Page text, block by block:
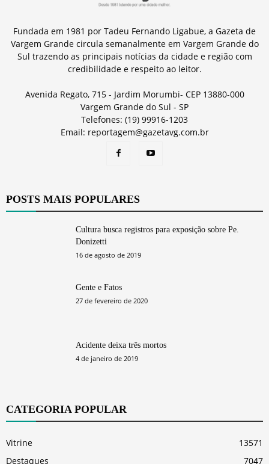
Fundada em 1981 por Tadeu Fernando Ligabue, a Gazeta de
Vargem Grande circula semanalmente em Vargem Grande do
Sul trazendo as principais notícias da cidade e região com
credibilidade e respeito ao leitor.
Avenida Regato, 715 - Jardim Morumbi- CEP 13880-000
Vargem Grande do Sul - SP
Telefones: (19) 99916-1203
Email: reportagem@gazetavg.com.br
POSTS MAIS POPULARES
Cultura busca registros para exposição sobre Pe.
Donizetti
16 de agosto de 2019
Gente e Fatos
27 de fevereiro de 2020
Acidente deixa três mortos
4 de janeiro de 2019
CATEGORIA POPULAR
Vitrine
13571
Destaques
7047